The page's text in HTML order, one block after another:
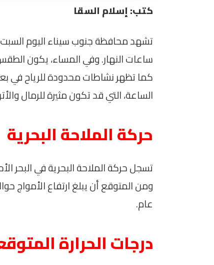
كتب: إسلام السقا
ساعات النهار. وفي المساء، يكون
الساعة، التي قد تكون مثيرة للرمال
حركة الملاحة البحرية
تسجل حركة الملاحة البحرية في البحر
عام.
درجات الحرارة